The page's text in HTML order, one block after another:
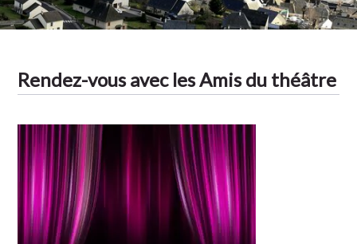
Rendez-vous avec les Amis du théâtre